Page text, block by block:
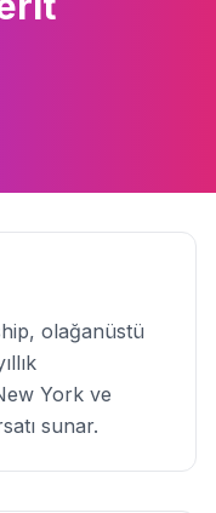
olağanüstü
York ve
sunar.